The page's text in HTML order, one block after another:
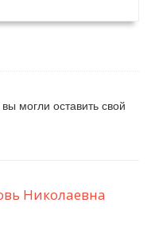
могли оставить свой
Николаевна